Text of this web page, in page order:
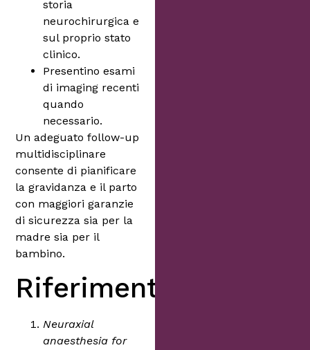
storia
neurochirurgica e
sul proprio stato
clinico.
Presentino esami
di imaging recenti
quando
necessario.
Un adeguato follow-up
multidisciplinare
consente di pianificare
la gravidanza e il parto
con maggiori garanzie
di sicurezza sia per la
madre sia per il
bambino.
Riferimenti
Neuraxial
anaesthesia for